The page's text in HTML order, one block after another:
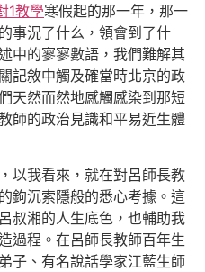
1教學寒假起的那一年，那一
事況了什么，領會到了什
中的寥寥數語，我們難解其
記敘中觸及確當時北京的政
天然而然地感觸感染到那短
師的政治見識和平易近生體
以我看來，就在對呂師長教
鉤沉索隱般的悉心考據。這
叔湘的人生底色，也輔助我
過程。在呂師長教師百年生
子、有名說話學家江藍生師